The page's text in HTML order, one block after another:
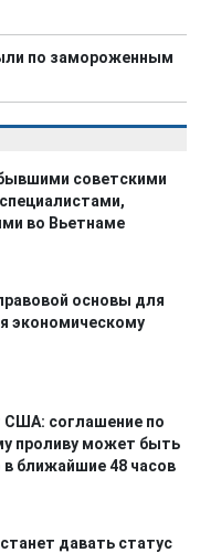
по замороженным
советскими
во Вьетнаме
основы для
экономическому
США: соглашение по
проливу может быть
в ближайшие 48 часов
давать статус